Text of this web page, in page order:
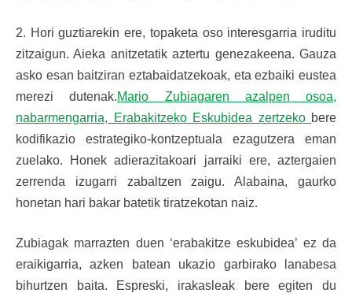
2. Hori guztiarekin ere, topaketa oso interesgarria iruditu
zitzaigun. Aieka anitzetatik aztertu genezakeena. Gauza
asko esan baitziran eztabaidatzekoak, eta ezbaiki eustea
merezi dutenak.Mario Zubiagaren azalpen osoa,
nabarmengarria, Erabakitzeko Eskubidea zertzeko bere
kodifikazio estrategiko-kontzeptuala ezagutzera eman
zuelako. Honek adierazitakoari jarraiki ere, aztergaien
zerrenda izugarri zabaltzen zaigu. Alabaina, gaurko
honetan hari bakar batetik tiratzekotan naiz.
Zubiagak marrazten duen ‘erabakitze eskubidea’ ez da
eraikigarria, azken batean ukazio garbirako lanabesa
bihurtzen baita. Espreski, irakasleak bere egiten du